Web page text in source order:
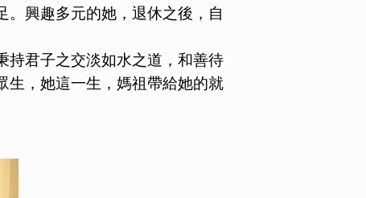
興趣多元的她，退休之後，自
君子之交淡如水之道，和善待
生，她這一生，媽祖帶給她的就